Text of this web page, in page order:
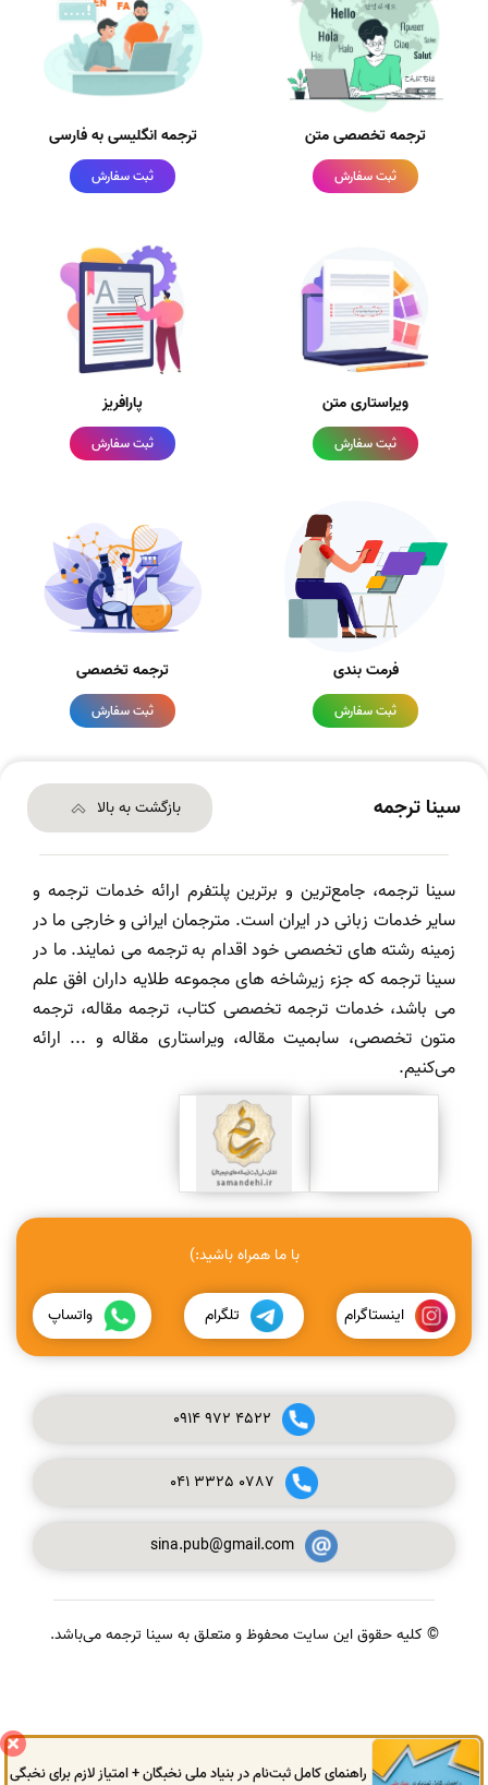
ترجمه تخصصی متن
ثبت سفارش
ترجمه انگلیسی به فارسی
ثبت سفارش
ویراستاری متن
ثبت سفارش
پارافریز
ثبت سفارش
فرمت بندی
ثبت سفارش
ترجمه تخصصی
ثبت سفارش
سینا ترجمه بازگشت به بالا
سینا ترجمه، جامع‌ترین و برترین پلتفرم ارائه خدمات ترجمه و
سایر خدمات زبانی در ایران است. مترجمان ایرانی و خارجی ما در
زمینه رشته های تخصصی خود اقدام به ترجمه می نمایند. ما در
سینا ترجمه که جزء زیرشاخه های مجموعه طلایه داران افق علم
می باشد، خدمات ترجمه تخصصی کتاب، ترجمه مقاله، ترجمه
متون تخصصی، سابمیت مقاله، ویراستاری مقاله و ... ارائه
می‌کنیم.
با ما همراه باشید:)
اینستاگرام تلگرام واتساپ
0914972 4522
041 3325 0787
sina.pub@gmail.com
© کلیه حقوق این سایت محفوظ و متعلق به سینا ترجمه می‌باشد.
راهنمای کامل ثبت‌نام در بنیاد ملی نخبگان + امتیاز لازم برای نخبگی
گفتگوی آنلاین